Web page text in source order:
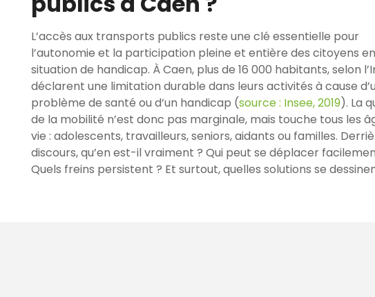
L’accès aux transports publics reste une clé essentielle pour
l’autonomie et la participation pleine et entière des citoyens en
situation de handicap. À Caen, plus de 16 000 habitants, selon
déclarent une limitation durable dans leurs activités à cause
problème de santé ou d’un handicap (source : Insee, 2019). La
de la mobilité n’est donc pas marginale, mais touche tous les
vie : adolescents, travailleurs, seniors, aidants ou familles.
discours, qu’en est-il vraiment ? Qui peut se déplacer
Quels freins persistent ? Et surtout, quelles solutions se